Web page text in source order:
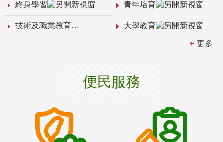
終身學習 青年培育
技術及職業教育 大學教育
更多
便民服務